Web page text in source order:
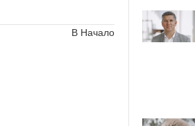
В Начало